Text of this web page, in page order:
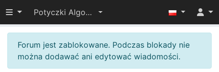
Przełącz widoczność menu
Potyczki Algorytmiczne 2025
Forum jest zablokowane. Podczas blokady nie
można dodawać ani edytować wiadomości.